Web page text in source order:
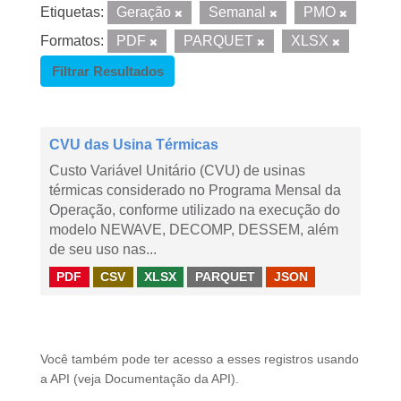
Etiquetas: Geração Semanal
PMO
Formatos:
PDF PARQUET
XLSX
Filtrar Resultados
CVU das Usina Térmicas
Custo Variável Unitário (CVU) de usinas
térmicas considerado no Programa Mensal da
Operação, conforme utilizado na execução do
modelo NEWAVE, DECOMP, DESSEM, além
de seu uso nas...
PDF CSV XLSX PARQUET JSON
Você também pode ter acesso a esses registros usando
a API (veja Documentação da API ).